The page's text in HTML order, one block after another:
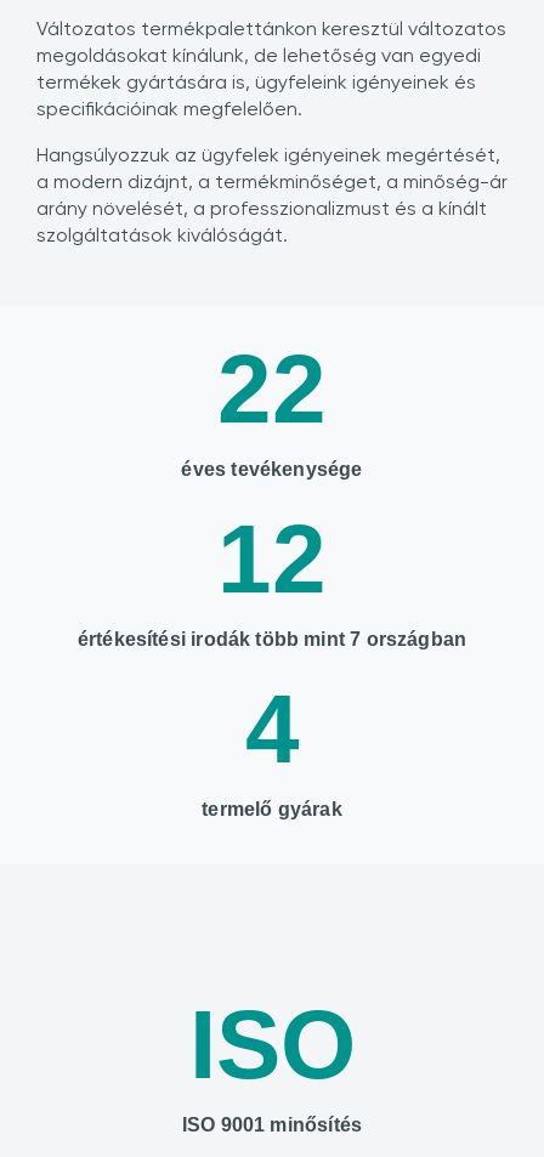
Változatos termékpalettánkon keresztül változatos
megoldásokat kínálunk, de lehetőség van egyedi
termékek gyártására is, ügyfeleink igényeinek és
specifikációinak megfelelően.
Hangsúlyozzuk az ügyfelek igényeinek megértését,
a modern dizájnt, a termékminőséget, a minőség-ár
arány növelését, a professzionalizmust és a kínált
szolgáltatások kiválóságát.
22
éves tevékenysége
12
értékesítési irodák több mint 7 országban
4
termelő gyárak
ISO
ISO 9001 minősítés